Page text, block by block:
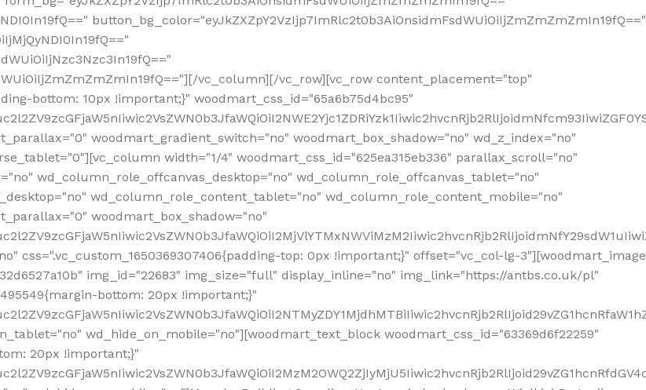
button_bg_color="eyJkZXZpY2VzIjp7ImRlc2t0b3AiOnsidmFsdWUiOiIjZmZmZmZmIn19fQ=="
vc_column][/vc_row][vc_row content_placement="top"
bottom: 10px !important;}" woodmart_css_id="65a6b75d4bc95"
woodmart_gradient_switch="no" woodmart_box_shadow="no" wd_z_index="no"
width="1/4" woodmart_css_id="625ea315eb336" parallax_scroll="no"
wd_column_role_offcanvas_desktop="no" wd_column_role_offcanvas_tablet="no"
wd_column_role_content_tablet="no" wd_column_role_content_mobile="no"
woodmart_box_shadow="no"
css=".vc_custom_1650369307406{padding-top: 0px !important;}" offset="vc_col-lg-3"][woodmart_image
img_id="22683" img_size="full" display_inline="no" img_link="https://antbs.co.uk/pl"
bottom: 20px !important;}"
wd_hide_on_mobile="no"][woodmart_text_block woodmart_css_id="63369d6f22259"
20px !important;}"